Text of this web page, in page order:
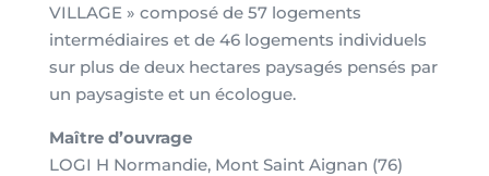
VILLAGE » composé de 57 logements
intermédiaires et de 46 logements individuels
sur plus de deux hectares paysagés pensés par
un paysagiste et un écologue.
Maître d’ouvrage
LOGI H Normandie, Mont Saint Aignan (76)